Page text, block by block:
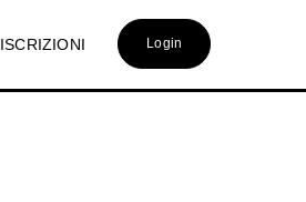
ISCRIZIONI Login